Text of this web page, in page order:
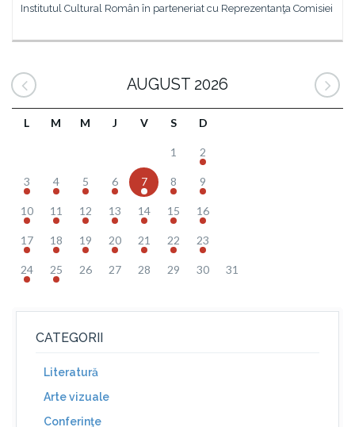
Institutul Cultural Român în parteneriat cu Reprezentanţa Comisiei
AUGUST 2026
L M M J V S D
1 2
3 4 5 6 7 8 9
10 11 12 13 14 15 16
17 18 19 20 21 22 23
24 25 26 27 28 29 30 31
CATEGORII
Literatură
Arte vizuale
Conferinţe